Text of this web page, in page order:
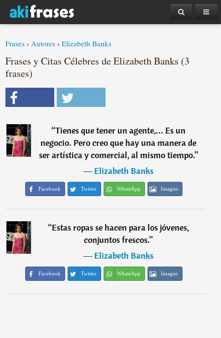
Frases ›Autores ›Elizabeth Banks
Frases y Citas Célebres de Elizabeth Banks (3
frases)
“Tienes que tener un agente,... Es un
negocio. Pero creo que hay una manera de
ser artística y comercial, al mismo tiempo.”
―Elizabeth Banks
Facebook Twitter WhatsApp Imagen
“Estas ropas se hacen para los jóvenes,
conjuntos frescos.”
―Elizabeth Banks
Facebook Twitter WhatsApp Imagen